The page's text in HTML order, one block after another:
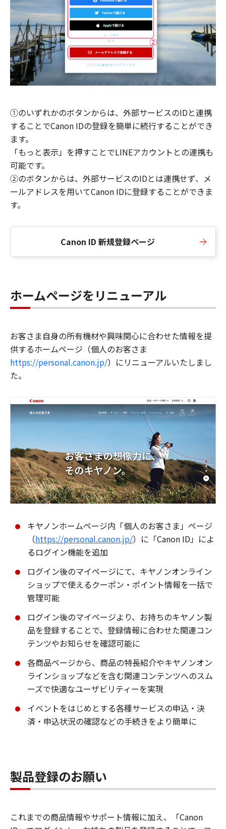
①のいずれかのボタンからは、外部サービスのIDと連携
することでCanon IDの登録を簡単に続行することができ
ます。
「もっと表示」を押すことでLINEアカウントとの連携も
可能です。
②のボタンからは、外部サービスのIDとは連携せず、メ
ールアドレスを用いてCanon IDに登録することができま
す。
Canon ID 新規登録ページ
ホームページをリニューアル
お客さま自身の所有機材や興味関心に合わせた情報を提
供するホームページ（個人のお客さま
https://personal.canon.jp/）にリニューアルいたしまし
た。
キヤノンホームページ内「個人のお客さま」ページ
（https://personal.canon.jp/）に「Canon ID」によ
るログイン機能を追加
ログイン後のマイページにて、キヤノンオンライン
ショップで使えるクーポン・ポイント情報を一括で
管理可能
ログイン後のマイページより、お持ちのキヤノン製
品を登録することで、登録情報に合わせた関連コン
テンツやお知らせを確認可能に
各商品ページから、商品の特長紹介やキヤノンオン
ラインショップなどを含む関連コンテンツへのスム
ーズで快適なユーザビリティーを実現
イベントをはじめとする各種サービスの申込・決
済・申込状況の確認などの手続きをより簡単に
製品登録のお願い
これまでの商品情報やサポート情報に加え、「Canon